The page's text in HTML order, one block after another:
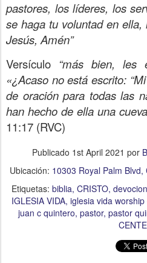
pastores, los líderes, los
se haga tu voluntad en
Jesús, Amén”
Versículo “más bien, les
«¿Acaso no está escrito:
de oración para todas las
han hecho de ella una
11:17 (RVC)
Publicado 1st April 2021 por
Ubicación: 10303 Royal Palm
Etiquetas: biblia CRISTO
IGLESIA VIDA iglesia vida worship
juan c quintero pastor pastor